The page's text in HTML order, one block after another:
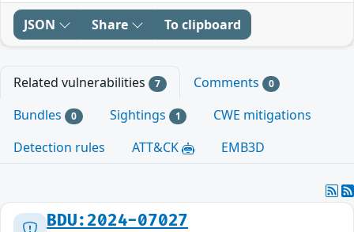
JSON Share To clipboard
Related vulnerabilities 7 Comments 0
Bundles 0 Sightings 1
CWE mitigations
Detection rules
ATT&CK EMB3D
BDU:2024-07027